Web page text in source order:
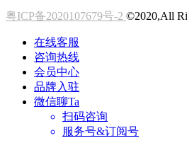
粤ICP备2020107679号-2 ©2020,All
在线客服
咨询热线
会员中心
品牌入驻
微信聊Ta
扫码咨询
服务号&订阅号